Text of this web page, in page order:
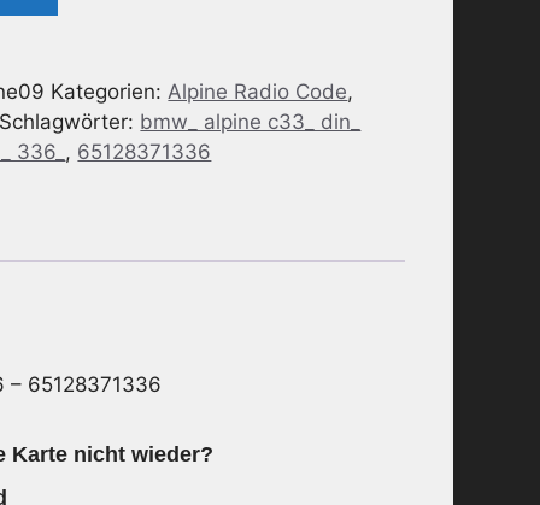
Kategorien:Alpine Radio Code,
Schlagwörter: bmw_ alpine c33_ din_
336_ , 65128371336
– 65128371336
Karte nicht wieder?